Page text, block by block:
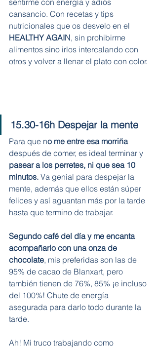
sentirme con energía y adiós
cansancio. Con recetas y tips
nutricionales que os desvelo en el
HEALTHY AGAIN, sin prohibirme
alimentos sino irlos intercalando con
otros y volver a llenar el plato con color.
15.30-16h Despejar la mente
Para que no me entre esa morriña
después de comer, es ideal terminar y
pasear a los perretes, ni que sea 10
minutos. Va genial para despejar la
mente, además que ellos están súper
felices y así aguantan más por la tarde
hasta que termino de trabajar.
Segundo café del día y me encanta
acompañarlo con una onza de
chocolate, mis preferidas son las de
95% de cacao de Blanxart, pero
también tienen de 76%, 85% ¡e incluso
del 100%! Chute de energía
asegurada para darlo todo durante la
tarde.
Ah! Mi truco trabajando como